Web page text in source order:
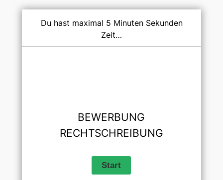
Du hast maximal 5 Minuten Sekunden
Zeit…
BEWERBUNG
RECHTSCHREIBUNG